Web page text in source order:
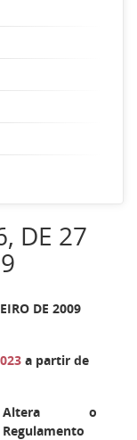
DE 27
DE 2009
a partir de
Altera o
Regulamento